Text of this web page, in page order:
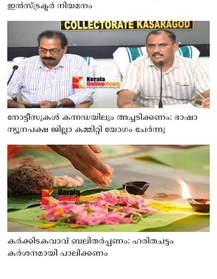
ഇന്‍സ്ട്രക്ടര്‍ നിയമനം
നോട്ടീസുകള്‍ കന്നഡയിലും അച്ചടിക്കണം: ഭാഷാ
ന്യൂനപക്ഷ ജില്ലാ കമ്മിറ്റി യോഗം ചേര്‍ന്നു
കര്‍ക്കിടകവാവ് ബലിതര്‍പ്പണം: ഹരിതചട്ടം
കര്‍ശനമായി പാലിക്കണം